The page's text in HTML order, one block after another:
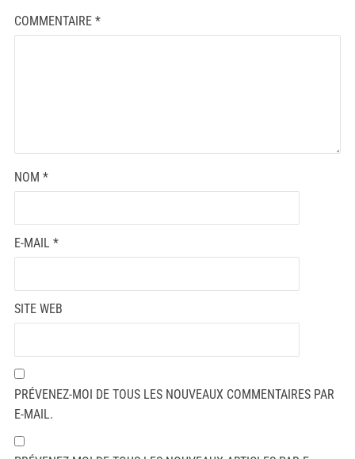
COMMENTAIRE *
NOM *
E-MAIL *
SITE WEB
PRÉVENEZ-MOI DE TOUS LES NOUVEAUX COMMENTAIRES PAR
E-MAIL.